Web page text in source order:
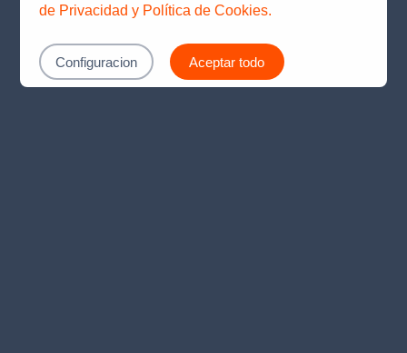
de Privacidad y Política de Cookies.
Aceptar todo
Configuracion